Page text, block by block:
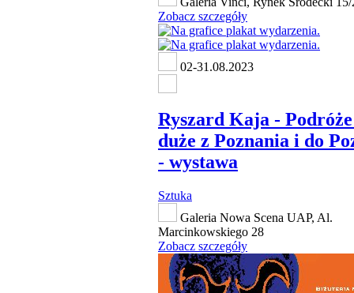
Zobacz szczegóły
02-31.08.2023
Ryszard Kaja - Podróże
duże z Poznania i do
- wystawa
Sztuka
Galeria Nowa Scena UAP, Al.
Marcinkowskiego 28
Zobacz szczegóły